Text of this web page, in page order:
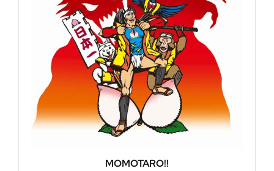
MOMOTARO!!